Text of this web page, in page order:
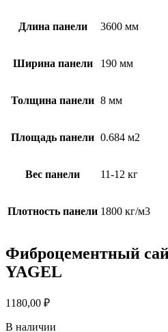
Длина панели 3600 мм
Ширина панели 190 мм
Толщина панели 8 мм
Площадь панели 0.684 м2
Вес панели 11-12 кг
Плотность панели 1800 кг/м3
Фиброцементный
YAGEL
1180,00 ₽
В наличии